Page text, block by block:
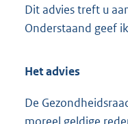
Dit advies treft u
Onderstaand geef
Het advies
De
moreel geldige